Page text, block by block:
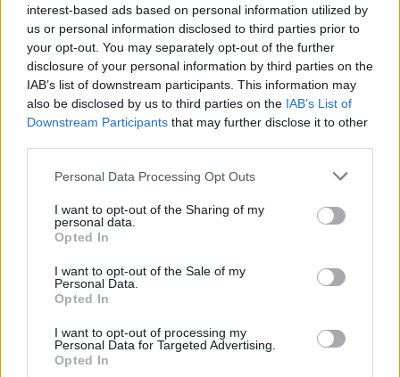
interest-based ads based on personal information utilized by
us or personal information disclosed to third parties prior to
your opt-out. You may separately opt-out of the further
disclosure of your personal information by third parties on the
IAB’s list of downstream participants. This information may
also be disclosed by us to third parties on the IAB’s List of
Downstream Participants that may further disclose it to other
Personal Data Processing Opt Outs
I want to opt-out of the Sharing of my
personal data.
Opted In
I want to opt-out of the Sale of my
Personal Data.
Opted In
I want to opt-out of processing my
Personal Data for Targeted Advertising.
Opted In
émotionnelle.
Ligne droite